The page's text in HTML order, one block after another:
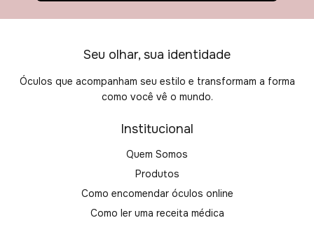
Seu olhar, sua identidade
Óculos que acompanham seu estilo e transformam a forma
como você vê o mundo.
Institucional
Quem Somos
Produtos
Como encomendar óculos online
Como ler uma receita médica